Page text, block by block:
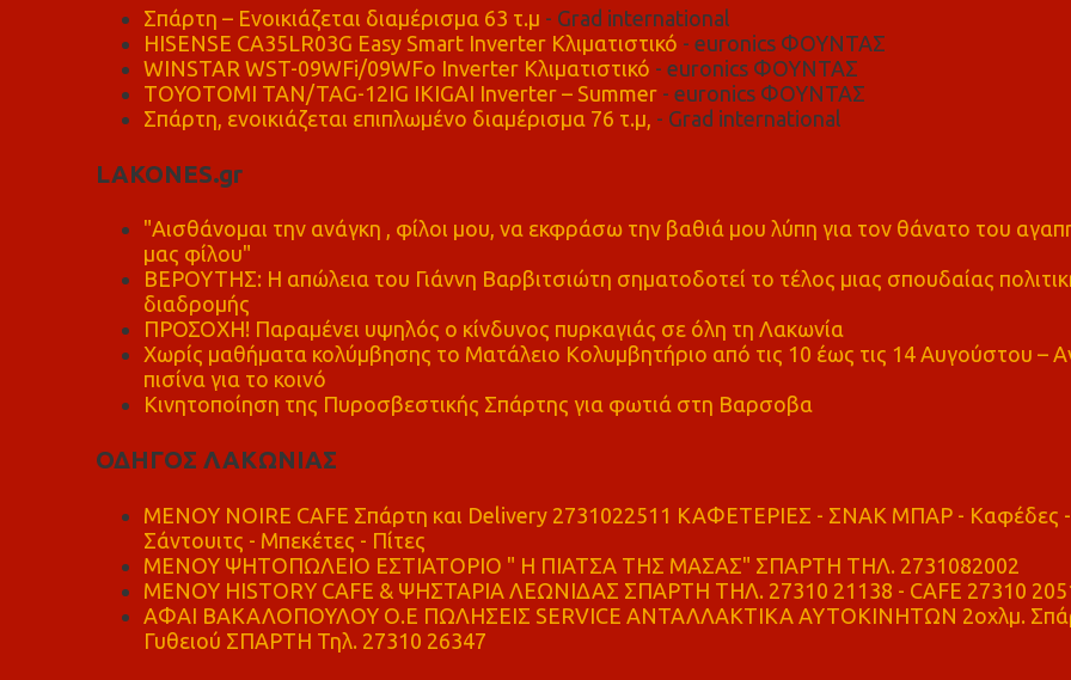
Σπάρτη – Ενοικιάζεται διαμέρισμα 63 τ.μ - Grad international
HISENSE CA35LR03G Easy Smart Inverter Κλιματιστικό - euronics ΦΟΥΝΤΑΣ
WINSTAR WST-09WFi/09WFo Inverter Κλιματιστικό - euronics ΦΟΥΝΤΑΣ
TOYOTOMI TAN/TAG-12IG IKIGAI Inverter – Summer- euronics ΦΟΥΝΤΑΣ
Σπάρτη, ενοικιάζεται επιπλωμένο διαμέρισμα 76 τ.μ, - Grad international
LAKONES.gr
"Αισθάνομαι την ανάγκη , φίλοι μου, να εκφράσω την βαθιά μου λύπη για τον θάνατο του
μας φίλου"
ΒΕΡΟΥΤΗΣ: Η απώλεια του Γιάννη Βαρβιτσιώτη σηματοδοτεί το τέλος μιας σπουδαίας
διαδρομής
ΠΡΟΣΟΧΗ! Παραμένει υψηλός ο κίνδυνος πυρκαγιάς σε όλη τη Λακωνία
Χωρίς μαθήματα κολύμβησης το Ματάλειο Κολυμβητήριο από τις 10 έως τις 14 Αυγούστου –
πισίνα για το κοινό
Κινητοποίηση της Πυροσβεστικής Σπάρτης για φωτιά στη Βαρσοβα
ΟΔΗΓΟΣ ΛΑΚΩΝΙΑΣ
MENOY NOIRE CAFE Σπάρτη και Delivery 2731022511 ΚΑΦΕΤΕΡΙΕΣ - ΣΝΑΚ ΜΠΑΡ - Καφέδες -
Σάντουιτς - Μπεκέτες - Πίτες
ΜΕΝΟΥ ΨΗΤΟΠΩΛΕΙΟ ΕΣΤΙΑΤΟΡΙΟ " Η ΠΙΑΤΣΑ ΤΗΣ ΜΑΣΑΣ" ΣΠΑΡΤΗ ΤΗΛ. 2731082002
ΜΕΝΟΥ HISTORY CAFE & ΨΗΣΤΑΡΙΑ ΛΕΩΝΙΔΑΣ ΣΠΑΡΤΗ ΤΗΛ. 27310 21138 - CAFE 27310
ΑΦΑΙ ΒΑΚΑΛΟΠΟΥΛΟΥ Ο.Ε ΠΩΛΗΣΕΙΣ SERVICE ΑΝΤΑΛΛΑΚΤΙΚΑ ΑΥΤΟΚΙΝΗΤΩΝ 2οχλμ.
Γυθειού ΣΠΑΡΤΗ Τηλ. 27310 26347